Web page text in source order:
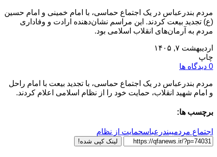
مردم بندرعباس در یک اجتماع حماسی، با امام خمینی و امام حسین
(ع) تجدید بیعت کردند. این مراسم نشان‌دهنده ارادت و وفاداری
مردم به آرمان‌های انقلاب اسلامی بود.
اردیبهشت ۷, ۱۴۰۵
چاپ
0 دیدگاه ها
مردم بندرعباس در یک اجتماع حماسی، با تجدید بیعت با امام راحل
و امام شهید انقلاب، حمایت خود را از نظام اسلامی اعلام کردند.
برچسب ها:
اجتماع مردمیبندرعباسحمایت از نظام
لینک کپی شده!